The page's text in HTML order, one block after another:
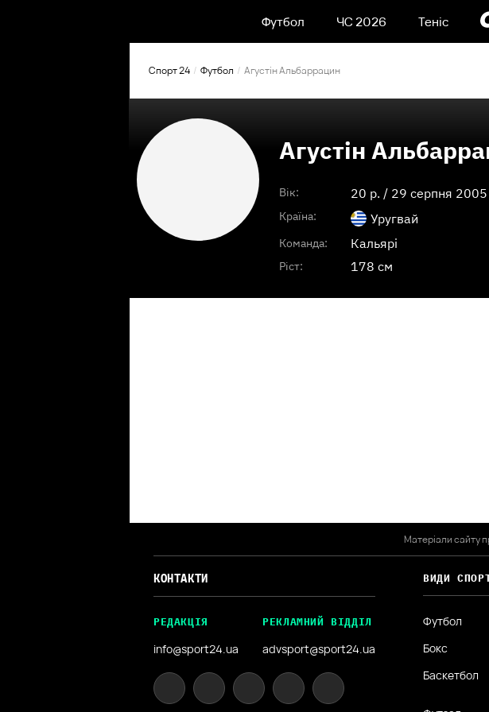
Футбол ЧС 2026 Теніс
Спорт 24 Футбол Агустін Альбаррацин
Агустін
Вік: 20 p. / 29 серпня 2005
Країна: Уругвай
Команда: Кальярі
Ріст: 178 см
Матеріали сайту
КОНТАКТИ
РЕДАКЦІЯ
info@sport24.ua
РЕКЛАМНИЙ ВІДДІЛ
advsport@sport24.ua
ВИДИ
Футбол
Бокс
Баскетбол